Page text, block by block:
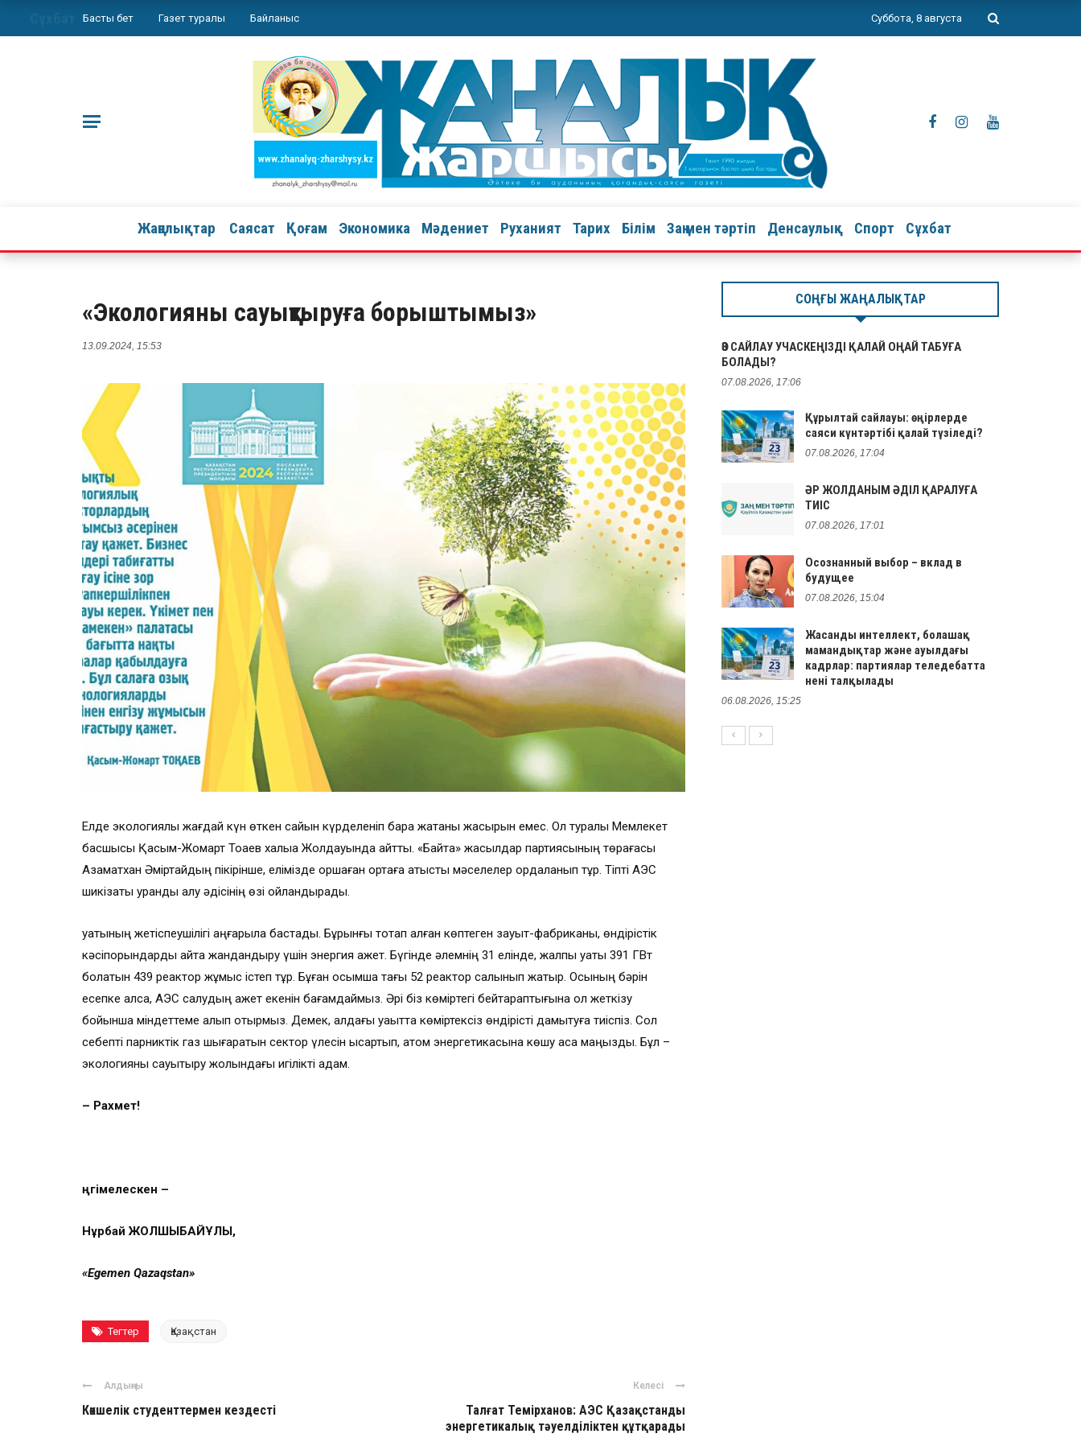
Басты бет Газет туралы Байланыс Суббота, 8 августа
Жаңалықтар Саясат Қоғам Экономика Мәдениет Руханият Тарих Білім Заң мен тәртіп Денсаулық Спорт Сұхбат
«Экологияны сауықтыруға борыштымыз»
13.09.2024, 15:53
Елде экологиялық жағдай күн өткен сайын күрделеніп бара жатқаны жасырын емес. Ол туралы Мемлекет
басшысы Қасым-Жомарт Тоқаев халыққа Жолдауында айтты. «Байтақ» жасылдар партиясының төрағасы
Азаматхан Әміртайдың пікірінше, елімізде қоршаған ортаға қатысты мәселелер қордаланып тұр. Тіпті АЭС
шикізаты уранды алу әдісінің өзі ойландырады.
қуатының жетіспеушілігі аңғарыла бастады. Бұрынғы тоқтап қалған көптеген зауыт-фабриканы, өндірістік
кәсіпорындарды қайта жандандыру үшін энергия қажет. Бүгінде әлемнің 31 елінде, жалпы қуаты 391 ГВт
болатын 439 реактор жұмыс істеп тұр. Бұған қосымша тағы 52 реактор салынып жатыр. Осының бәрін
есепке алсақ, АЭС салудың қажет екенін бағамдаймыз. Әрі біз көмір­тегі бейтараптығына қол жет­кізу
бойынша міндеттеме алып отырмыз. Демек, алдағы уа­қытта көміртексіз өндірісті дамы­туға тиіс­піз. Сол
себепті парниктік газ шыға­ратын сектор үлесін қысқартып, атом энергетикасына көшу аса маңызды. Бұл –
экологияны сауықтыру жолындағы игілікті қадам.
– Рахмет!
Әңгімелескен –
Нұрбай ЖОЛШЫБАЙҰЛЫ,
«Egemen Qazaqstan»
Тегтер Қазақстан
Алдыңғы
Көкшелік студенттермен кездесті
Келесі
Талғат Темірханов: АЭС Қазақстанды
энергетикалық тәуелділіктен құтқарады
СОҢҒЫ ЖАҢАЛЫҚТАР
ӨЗ САЙЛАУ УЧАСКЕҢІЗДІ ҚАЛАЙ ОҢАЙ ТАБУҒА
БОЛАДЫ?
07.08.2026, 17:06
Құрылтай сайлауы: өңірлерде
саяси күнтәртібі қалай түзіледі?
07.08.2026, 17:04
ӘР ЖОЛДАНЫМ ӘДІЛ ҚАРАЛУҒА
ТИІС
07.08.2026, 17:01
Осознанный выбор – вклад в
будущее
07.08.2026, 15:04
Жасанды интеллект, болашақ
мамандықтар және ауылдағы
кадрлар: партиялар теледебатта
нені талқылады
06.08.2026, 15:25